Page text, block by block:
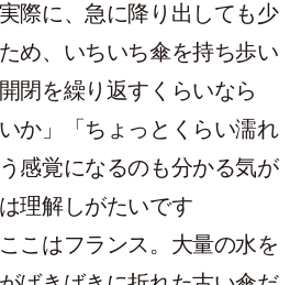
際に、急に降り出しても少
め、いちいち傘を持ち歩い
閉を繰り返すくらいなら
か」「ちょっとくらい濡れ
感覚になるのも分かる気が
理解しがたいです
こはフランス。大量の水を